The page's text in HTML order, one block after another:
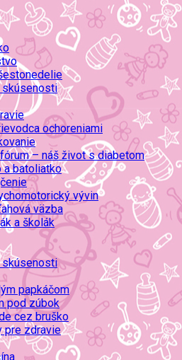
skúsenosti
ochoreniami
– náš život s diabetom
a batoliatko
vývin
väzba
a školák
skúsenosti
papkáčom
pod zúbok
cez bruško
pre zdravie